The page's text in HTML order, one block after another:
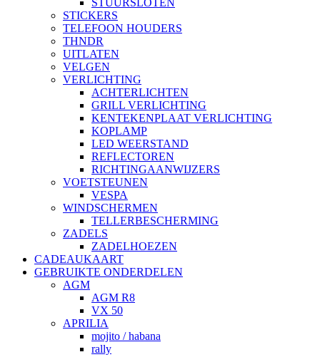
STUURSLOTEN
STICKERS
TELEFOON HOUDERS
THNDR
UITLATEN
VELGEN
VERLICHTING
ACHTERLICHTEN
GRILL VERLICHTING
KENTEKENPLAAT VERLICHTING
KOPLAMP
LED WEERSTAND
REFLECTOREN
RICHTINGAANWIJZERS
VOETSTEUNEN
VESPA
WINDSCHERMEN
TELLERBESCHERMING
ZADELS
ZADELHOEZEN
CADEAUKAART
GEBRUIKTE ONDERDELEN
AGM
AGM R8
VX 50
APRILIA
mojito / habana
rally